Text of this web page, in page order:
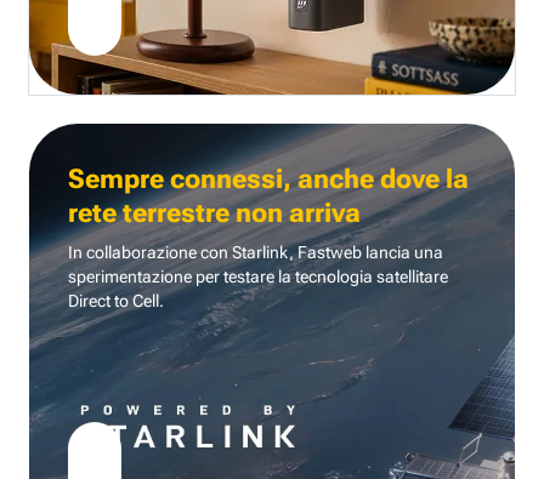
Sempre connessi, anche dove la
rete terrestre non arriva
In collaborazione con Starlink, Fastweb lancia una
sperimentazione per testare la tecnologia satellitare
Direct to Cell.